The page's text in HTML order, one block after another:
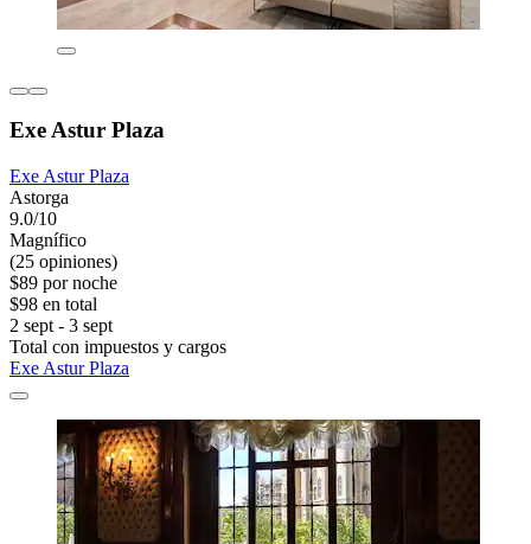
Exe Astur Plaza
Exe Astur Plaza
Astorga
9.0/10
Magnífico
(25 opiniones)
$89 por noche
$98 en total
2 sept - 3 sept
Total con impuestos y cargos
Exe Astur Plaza